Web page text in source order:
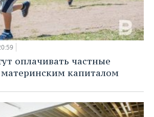
оплачивать частные
капиталом